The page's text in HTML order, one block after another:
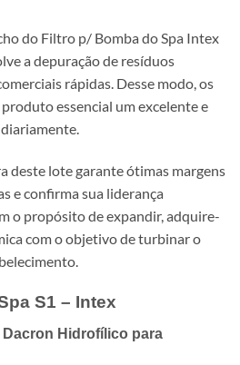
do Filtro p/ Bomba do Spa Intex
a depuração de resíduos
rápidas. Desse modo, os
essencial um excelente e
deste lote garante ótimas margens
e confirma sua liderança
o propósito de expandir, adquire-
com o objetivo de turbinar o
S1 – Intex
Hidrofílico para